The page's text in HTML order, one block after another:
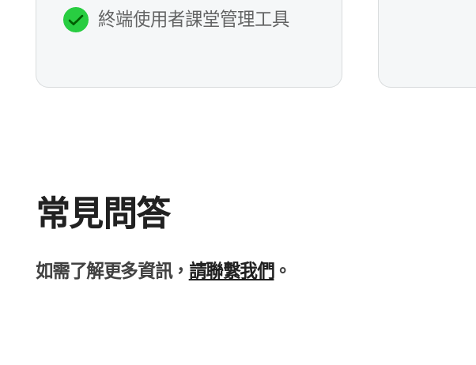
終端​使用​者​課堂​管理​工具
常​見​問答
如​需​了​解更多​資訊， 請​聯繫​我們 。